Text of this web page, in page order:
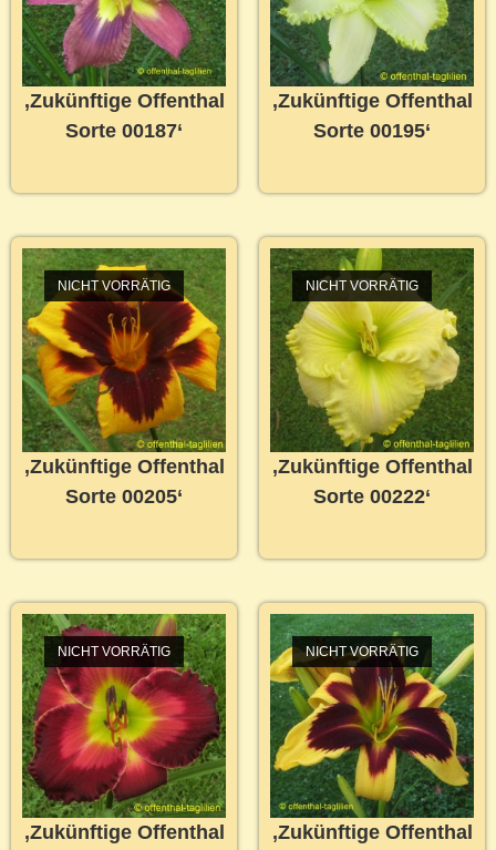
‚Zukünftige Offenthal
Sorte 00187‘
‚Zukünftige Offenthal
Sorte 00195‘
NICHT VORRÄTIG
‚Zukünftige Offenthal
Sorte 00205‘
NICHT VORRÄTIG
‚Zukünftige Offenthal
Sorte 00222‘
NICHT VORRÄTIG
‚Zukünftige Offenthal
NICHT VORRÄTIG
‚Zukünftige Offenthal